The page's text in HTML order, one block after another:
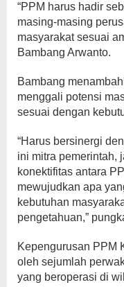
“PPM harus hadir
masing-masing
masyarakat sesuai
Bambang Arwanto.
Bambang
menggali potensi
sesuai dengan
“Harus bersinergi
ini mitra pemerintah,
konektifitas antara
mewujudkan apa
kebutuhan
pengetahuan,”
Kepengurusan PPM
oleh sejumlah
yang beroperasi di